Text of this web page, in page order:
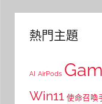
熱門主題
AI AirPods
Win11 使命召喚